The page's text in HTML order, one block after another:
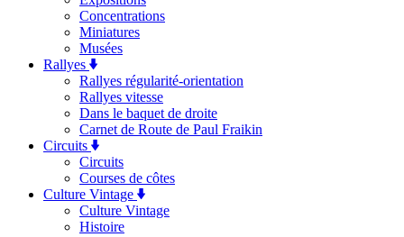
Concentrations
Miniatures
Musées
Rallyes
Rallyes régularité-orientation
Rallyes vitesse
Dans le baquet de droite
Carnet de Route de Paul Fraikin
Circuits
Circuits
Courses de côtes
Culture Vintage
Culture Vintage
Histoire